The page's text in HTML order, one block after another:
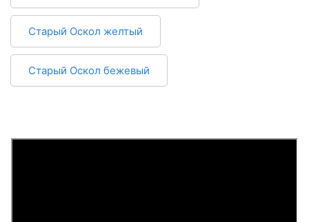
Старый Оскол желтый
Старый Оскол бежевый